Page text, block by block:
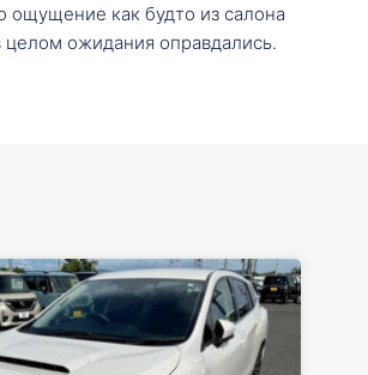
ощущение как будто из салона
целом ожидания оправдались.